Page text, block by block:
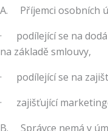
A. Příjemci osobních
· podílející se na
na základě smlouvy,
· podílející se na
· zajišťující
B. Správce nemá v